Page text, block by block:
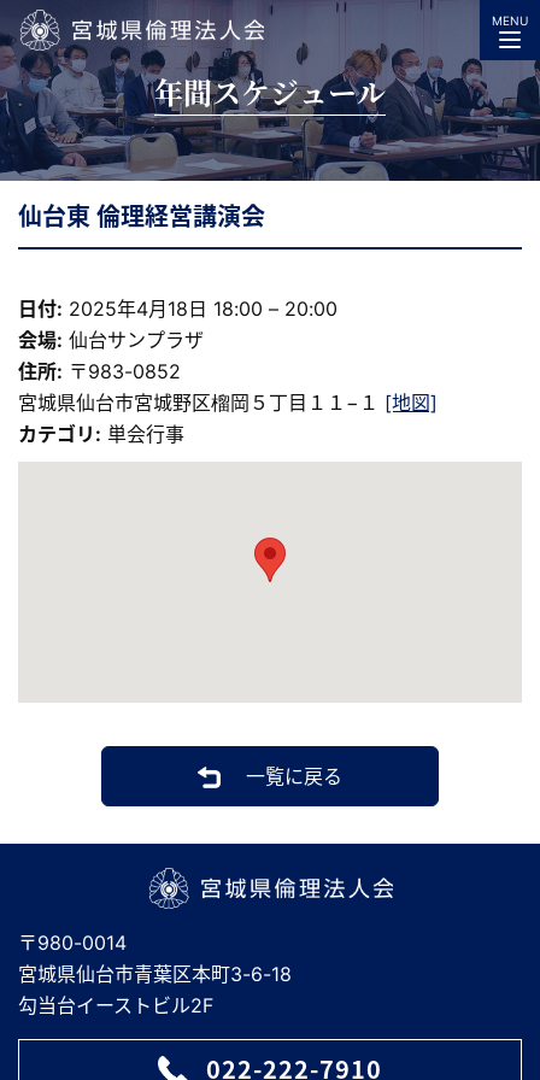
宮城県倫理法人会
MENU
年間スケジュール
仙台東 倫理経営講演会
日付: 2025年4月18日 18:00 – 20:00
会場: 仙台サンプラザ
住所: 〒983-0852
宮城県仙台市宮城野区榴岡５丁目１１−１ [地図]
カテゴリ: 単会行事
一覧に戻る
〒980-0014
宮城県仙台市青葉区本町3-6-18
勾当台イーストビル2F
022-222-7910